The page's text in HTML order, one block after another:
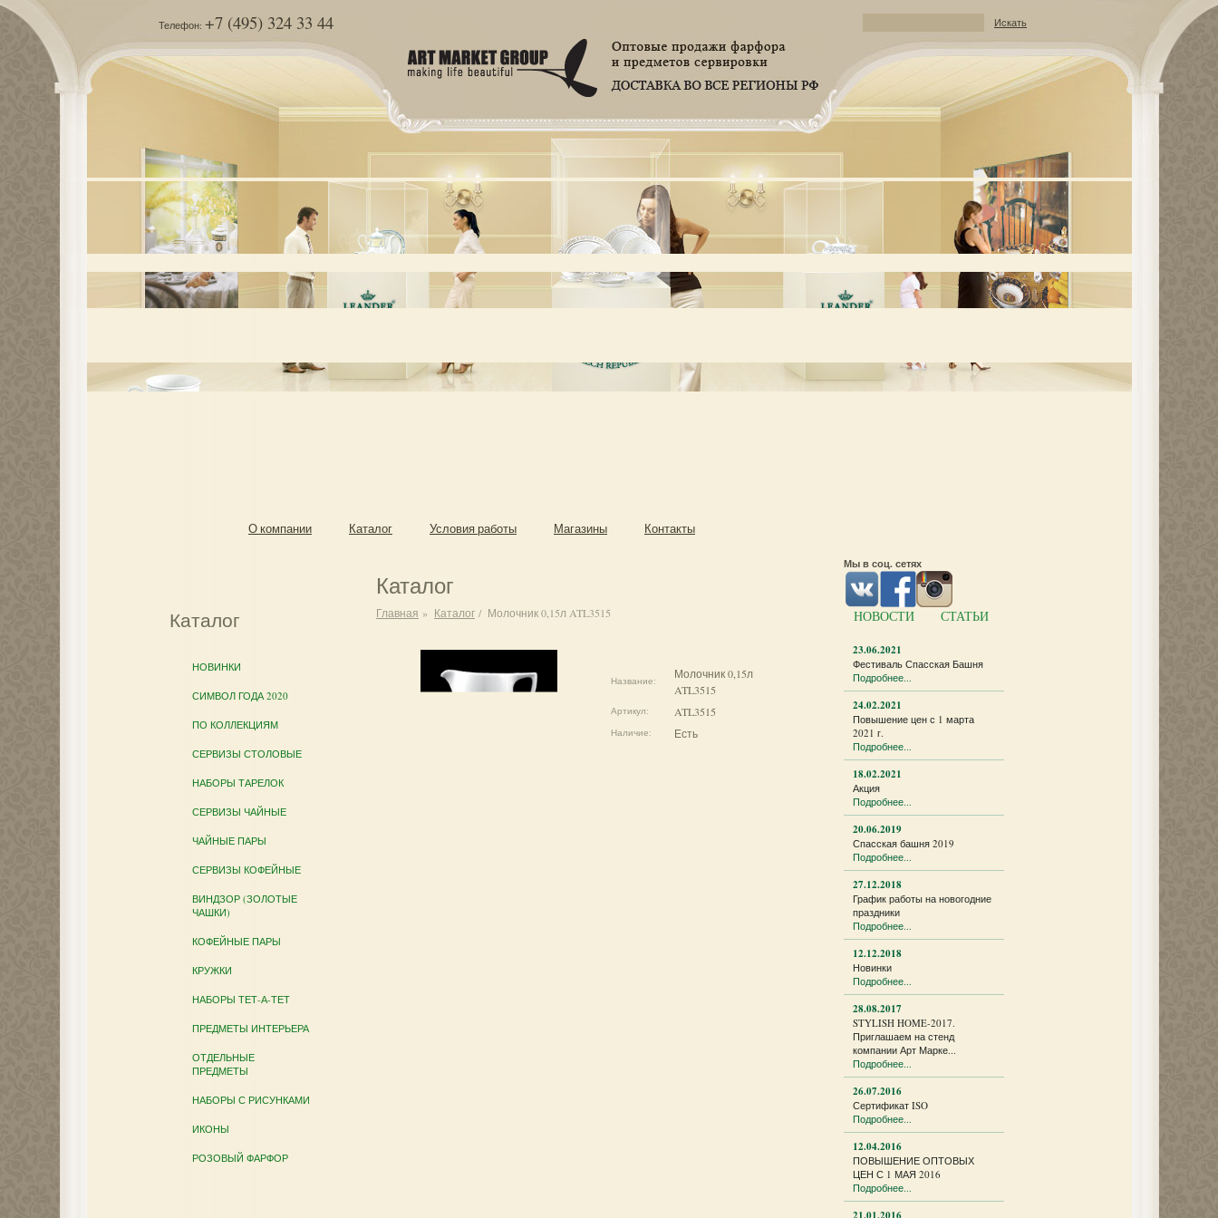
Телефон: +7 (495) 324 33 44 Искать
О компании Каталог Условия работы Магазины Контакты
Каталог
НОВИНКИ
СИМВОЛ ГОДА 2020
ПО КОЛЛЕКЦИЯМ
СЕРВИЗЫ СТОЛОВЫЕ
НАБОРЫ ТАРЕЛОК
СЕРВИЗЫ ЧАЙНЫЕ
ЧАЙНЫЕ ПАРЫ
СЕРВИЗЫ КОФЕЙНЫЕ
ВИНДЗОР (ЗОЛОТЫЕ
ЧАШКИ)
КОФЕЙНЫЕ ПАРЫ
КРУЖКИ
НАБОРЫ ТЕТ-А-ТЕТ
ПРЕДМЕТЫ ИНТЕРЬЕРА
ОТДЕЛЬНЫЕ
ПРЕДМЕТЫ
НАБОРЫ С РИСУНКАМИ
ИКОНЫ
РОЗОВЫЙ ФАРФОР
Каталог
Главная » Каталог / Молочник 0,15л ATL3515
Название:
Молочник 0,15л
ATL3515
Артикул: ATL3515
Наличие: Есть
Мы в соц. сетях
НОВОСТИ
23.06.2021
Фестиваль Спасская Башня
Подробнее...
24.02.2021
Повышение цен с 1 марта
2021 г.
Подробнее...
18.02.2021
Акция
Подробнее...
20.06.2019
Спасская башня 2019
Подробнее...
27.12.2018
График работы на новогодние
праздники
Подробнее...
12.12.2018
Новинки
Подробнее...
28.08.2017
STYLISH HOME-2017.
Приглашаем на стенд
компании Арт Марке...
Подробнее...
26.07.2016
Сертификат ISO
Подробнее...
12.04.2016
ПОВЫШЕНИЕ ОПТОВЫХ
ЦЕН С 1 МАЯ 2016
Подробнее...
СТАТЬИ